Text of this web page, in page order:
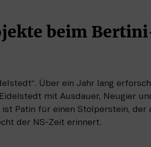
beim
Über ein Jahr lang
mit Ausdauer, Neugier
ist Patin für einen Stolperstein, der
der NS-Zeit erinnert.